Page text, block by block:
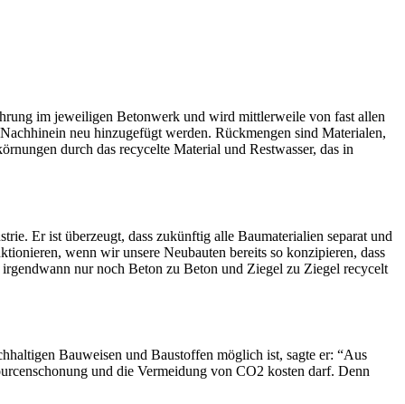
im jeweiligen Betonwerk und wird mittlerweile von fast allen
neu hinzugefügt werden. Rückmengen sind Materialen,
durch das recycelte Material und Restwasser, das in
Er ist überzeugt, dass zukünftig alle Baumaterialien separat und
wenn wir unsere Neubauten bereits so konzipieren, dass
nur noch Beton zu Beton und Ziegel zu Ziegel recycelt
Bauweisen und Baustoffen möglich ist, sagte er: “Aus
und die Vermeidung von CO2 kosten darf. Denn